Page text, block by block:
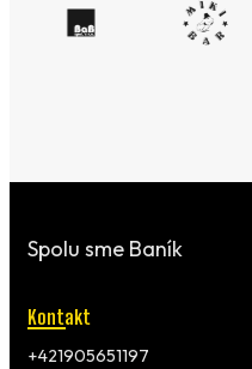
Spolu sme Baník
Kontakt
+421905651197